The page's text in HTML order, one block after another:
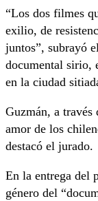
“Los dos filmes
exilio, de
juntos”, subrayó
documental sirio,
en la ciudad
Guzmán, a través
amor de los
destacó el jurado.
En la entrega del
género del